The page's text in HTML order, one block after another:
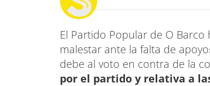
El Partido Popular de O
malestar ante la falta de
debe al voto en contra de la
por el partido y relativa a